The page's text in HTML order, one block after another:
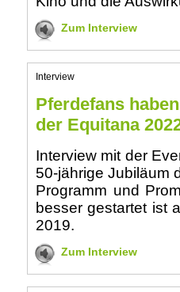
Zum Interview
Interview
Pferdefans
der Equitana
Interview mit der
50-jährige Jubiläum
Programm und
besser gestartet ist
2019.
Zum Interview